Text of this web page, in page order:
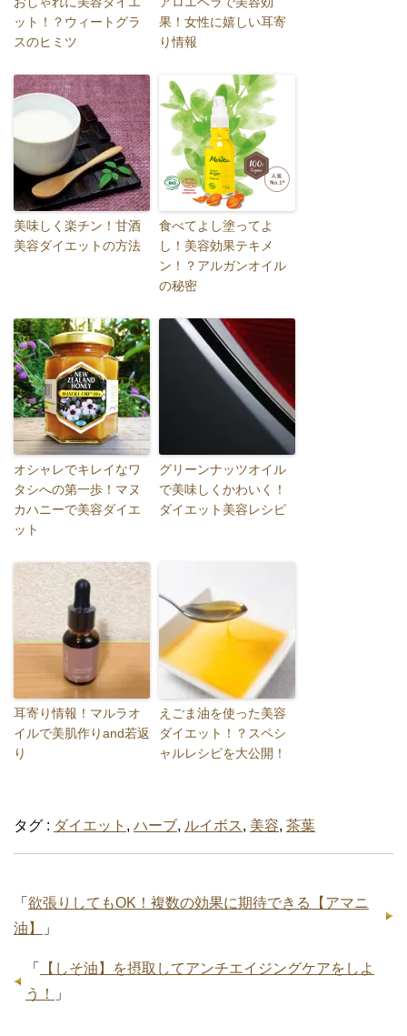
ット！？ウィートグラ
スのヒミツ
果！女性に嬉しい耳寄
り情報
美味しく楽チン！甘酒
美容ダイエットの方法
食べてよし塗ってよ
し！美容効果テキメ
ン！？アルガンオイル
の秘密
オシャレでキレイなワ
タシへの第一歩！マヌ
カハニーで美容ダイエ
ット
グリーンナッツオイル
で美味しくかわいく！
ダイエット美容レシピ
耳寄り情報！マルラオ
イルで美肌作りand若返
り
えごま油を使った美容
ダイエット！？スペシ
ャルレシピを大公開！
タグ : ダイエット , ハーブ, ルイボス, 美容, 茶葉
「 欲張りしてもOK！複数の効果に期待できる【アマニ
油】
」
「
【しそ油】を摂取してアンチエイジングケアをしよ
う！
」